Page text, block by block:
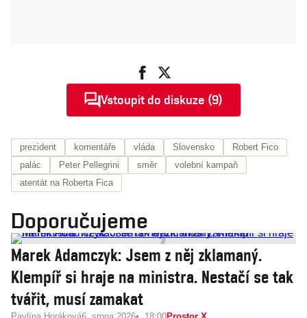
Vstoupit do diskuze (9)
prezident komentáře vláda Slovensko
Robert Fico
palác
Peter Pellegrini směr
volební kampaň
atentát na Roberta Fica
Doporučujeme
Marek Adamczyk: Jsem z něj zklamaný.
Klempíř si hraje na ministra. Nestačí se tak
tvářit, musí zamakat